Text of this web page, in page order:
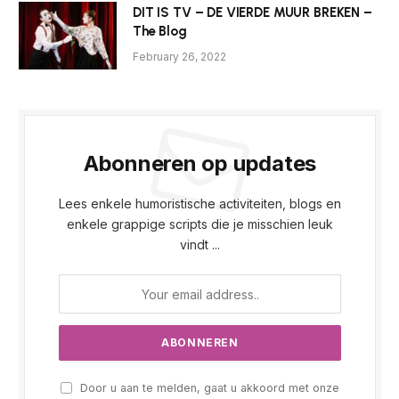
DIT IS TV – DE VIERDE MUUR BREKEN –
The Blog
February 26, 2022
Abonneren op updates
Lees enkele humoristische activiteiten, blogs en
enkele grappige scripts die je misschien leuk
vindt ...
Door u aan te melden, gaat u akkoord met onze